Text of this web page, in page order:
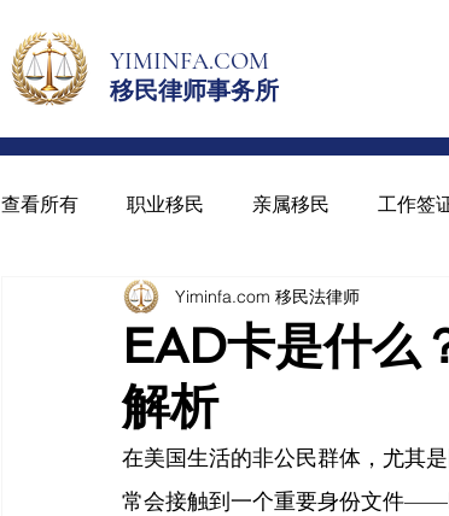
YIMINFA.COM
移民律师事务所
查看所有 职业移民 亲属移民 工作签
绿卡与入籍 青少年绿卡 保释
EAD卡是什么
解析
Yiminfa.com 移民法律师
在美国生活的非公民群体，尤其
常会接触到一个重要身份文件——